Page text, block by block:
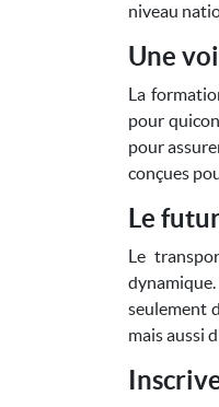
niveau
Une
La
pour
pour
conçues
Le
Le
seulement
mais aussi